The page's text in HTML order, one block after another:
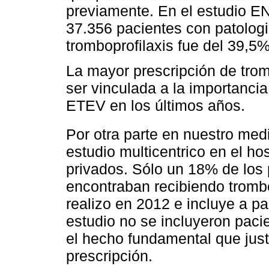
previamente. En el estudio
37.356 pacientes con
tromboprofilaxis fue del
La mayor prescripción de
ser vinculada a la
ETEV en los últimos años.
Por otra parte en nuestro
estudio multicentrico en el
privados. Sólo un 18% de
encontraban recibiendo
realizo en 2012 e incluye a
estudio no se incluyeron
el hecho fundamental que
prescripción.